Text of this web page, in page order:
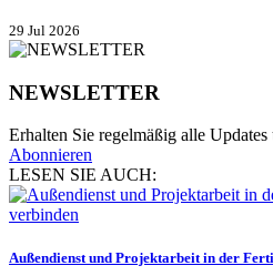
29 Jul 2026
NEWSLETTER
Erhalten Sie regelmäßig alle
Abonnieren
LESEN SIE AUCH:
Außendienst und Projektarbeit in der